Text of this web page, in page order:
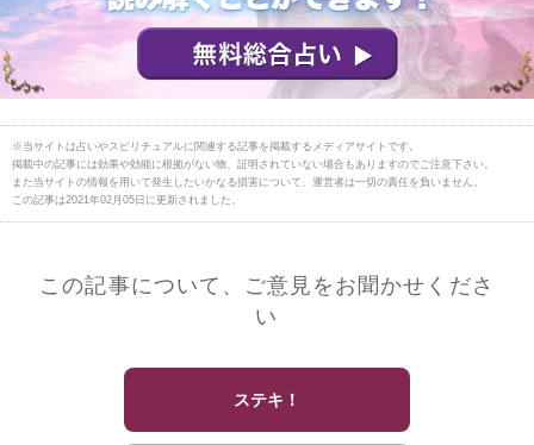
※当サイトは占いやスピリチュアルに関連する記事を掲載するメディアサイトです。
掲載中の記事には効果や効能に根拠がない物、証明されていない場合もありますのでご注意下さい。
また当サイトの情報を用いて発生したいかなる損害について、運営者は一切の責任を負いません。
この記事は2021年02月05日に更新されました。
この記事について、ご意見をお聞かせくださ
い
ステキ！